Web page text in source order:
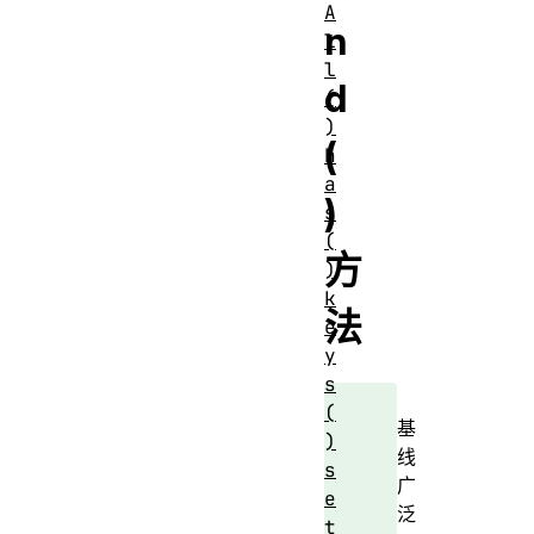
n
d
(
)
方
法
基
线
广
泛
A
l
l
(
)
h
a
s
(
)
k
e
y
s
(
)
s
e
t